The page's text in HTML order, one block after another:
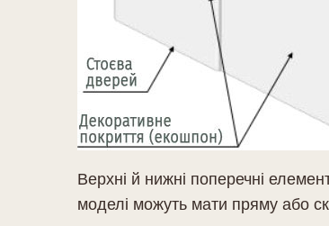
Верхні й нижні поперечні
моделі можуть мати пряму або